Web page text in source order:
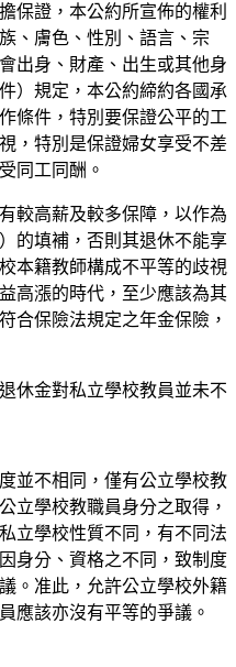
保證，本公約所宣佈的權利
、膚色、性別、語言、宗
出身、財產、出生或其他身
）規定，本公約締約各國承
條件，特別要保證公平的工
，特別是保證婦女享受不差
同工同酬。
較高薪及較多保障，以作為
的填補，否則其退休不能享
本籍教師構成不平等的歧視
高漲的時代，至少應該為其
合保險法規定之年金保險，
休金對私立學校教員並未不
並不相同，僅有公立學校教
立學校教職員身分之取得，
立學校性質不同，有不同法
身分、資格之不同，致制度
。准此，允許公立學校外籍
應該亦沒有平等的爭議。